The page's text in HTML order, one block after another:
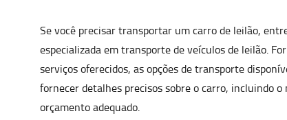
Se você precisar transportar um carro de leilão,
especializada em transporte de veículos de leilão.
serviços oferecidos, as opções de transporte
fornecer detalhes precisos sobre o carro, incluindo
orçamento adequado.